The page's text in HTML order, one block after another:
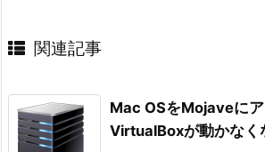
関連記事
Mac OSをMojaveにア
VirtualBoxが動かなく